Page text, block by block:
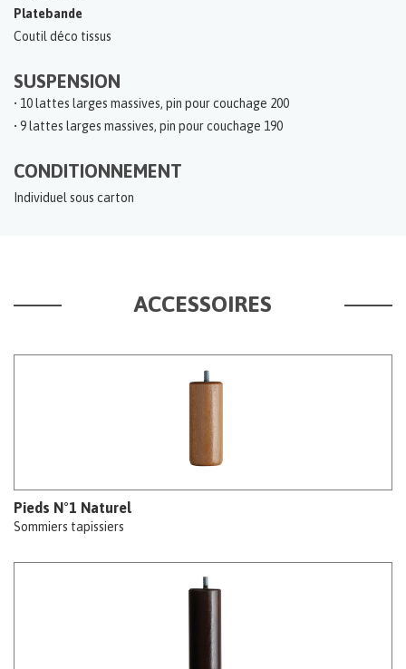
Platebande
Coutil déco tissus
SUSPENSION
• 10 lattes larges massives, pin pour couchage 200
• 9 lattes larges massives, pin pour couchage 190
CONDITIONNEMENT
Individuel sous carton
ACCESSOIRES
Pieds N°1 Naturel
Sommiers tapissiers